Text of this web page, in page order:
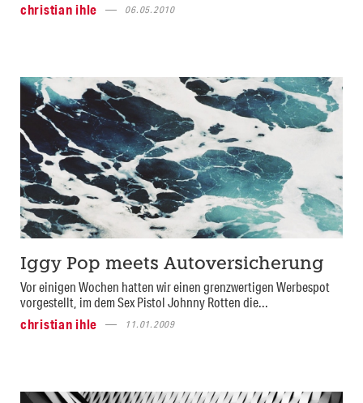
christian ihle
06.05.2010
Iggy Pop meets Autoversicherung
Vor einigen Wochen hatten wir einen grenzwertigen Werbespot
vorgestellt, im dem Sex Pistol Johnny Rotten die...
christian ihle
11.01.2009